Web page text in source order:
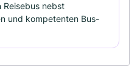
Reisebus nebst
und kompetenten Bus-